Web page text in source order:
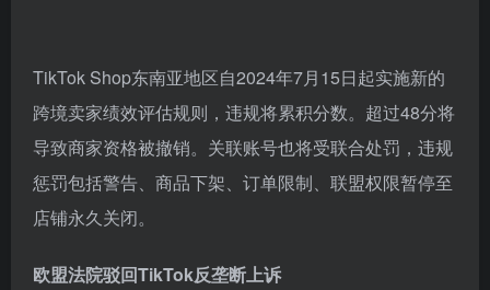
TikTok Shop东南亚地区自2024年7月15日起实施新的
跨境卖家绩效评估规则，违规将累积分数。超过48分将
导致商家资格被撤销。关联账号也将受联合处罚，违规
惩罚包括警告、商品下架、订单限制、联盟权限暂停至
店铺永久关闭。
欧盟法院驳回TikTok反垄断上诉